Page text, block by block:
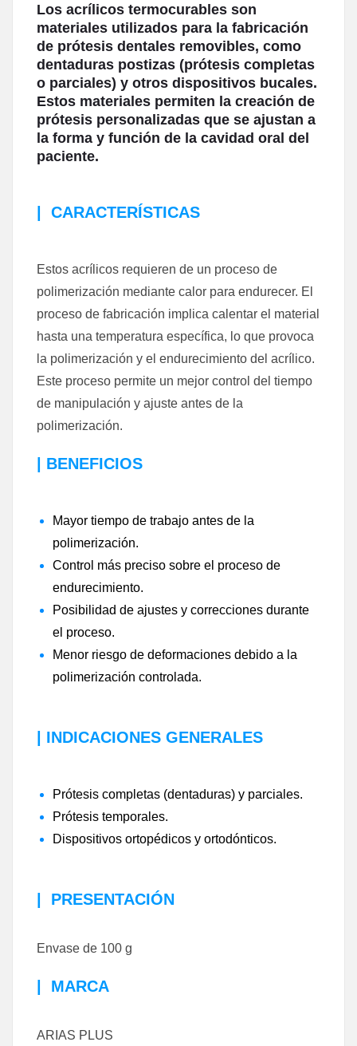
Los acrílicos termocurables son
materiales utilizados para la fabricación
de prótesis dentales removibles, como
dentaduras postizas (prótesis completas
o parciales) y otros dispositivos bucales.
Estos materiales permiten la creación de
prótesis personalizadas que se ajustan a
la forma y función de la cavidad oral del
paciente.
CARACTERÍSTICAS
Estos acrílicos requieren de un proceso de
polimerización mediante calor para endurecer. El
proceso de fabricación implica calentar el material
hasta una temperatura específica, lo que provoca
la polimerización y el endurecimiento del acrílico.
Este proceso permite un mejor control del tiempo
de manipulación y ajuste antes de la
polimerización.
| BENEFICIOS
Mayor tiempo de trabajo antes de la
polimerización.
Control más preciso sobre el proceso de
endurecimiento.
Posibilidad de ajustes y correcciones durante
el proceso.
Menor riesgo de deformaciones debido a la
polimerización controlada.
| INDICACIONES GENERALES
Prótesis completas (dentaduras) y parciales.
Prótesis temporales.
Dispositivos ortopédicos y ortodónticos.
PRESENTACIÓN
Envase de 100 g
MARCA
ARIAS PLUS